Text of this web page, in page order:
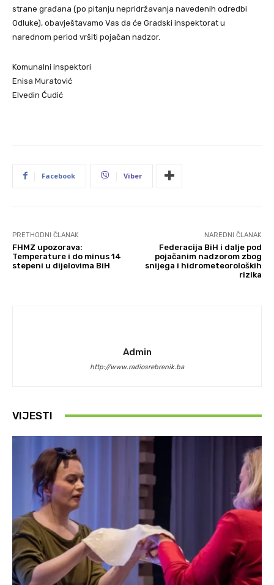
strane građana (po pitanju nepridržavanja navedenih odredbi
Odluke), obavještavamo Vas da će Gradski inspektorat u
narednom period vršiti pojačan nadzor.
Komunalni inspektori
Enisa Muratović
Elvedin Ćudić
Facebook Viber
PRETHODNI ČLANAK
FHMZ upozorava:
Temperature i do minus 14
stepeni u dijelovima BiH
NAREDNI ČLANAK
Federacija BiH i dalje pod
pojačanim nadzorom zbog
snijega i hidrometeoroloških
rizika
Admin
http://www.radiosrebrenik.ba
VIJESTI